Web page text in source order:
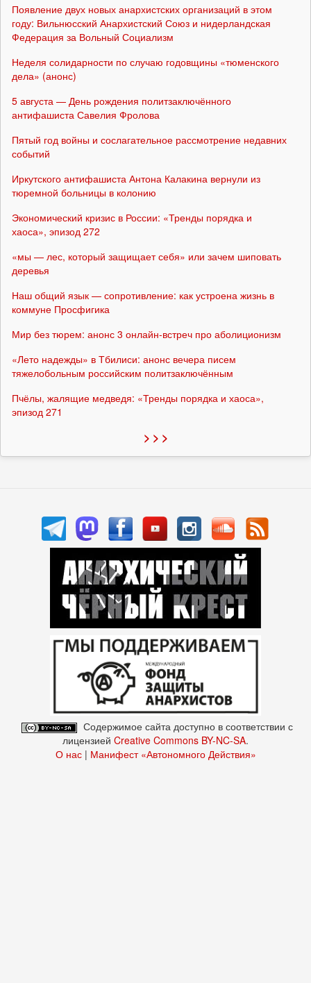
Появление двух новых анархистских организаций в этом
году: Вильнюсский Анархистский Союз и нидерландская
Федерация за Вольный Социализм
Неделя солидарности по случаю годовщины «тюменского
дела» (анонс)
5 августа — День рождения политзаключённого
антифашиста Савелия Фролова
Пятый год войны и сослагательное рассмотрение недавних
событий
Иркутского антифашиста Антона Калакина вернули из
тюремной больницы в колонию
Экономический кризис в России: «Тренды порядка и
хаоса», эпизод 272
«мы — лес, который защищает себя» или зачем шиповать
деревья
Наш общий язык — сопротивление: как устроена жизнь в
коммуне Просфигика
Мир без тюрем: анонс 3 онлайн-встреч про аболиционизм
«Лето надежды» в Тбилиси: анонс вечера писем
тяжелобольным российским политзаключённым
Пчёлы, жалящие медведя: «Тренды порядка и хаоса»,
эпизод 271
> > >
Содержимое сайта доступно в соответствии с
лицензией Creative Commons BY-NC-SA.
О нас| Манифест «Автономного Действия»